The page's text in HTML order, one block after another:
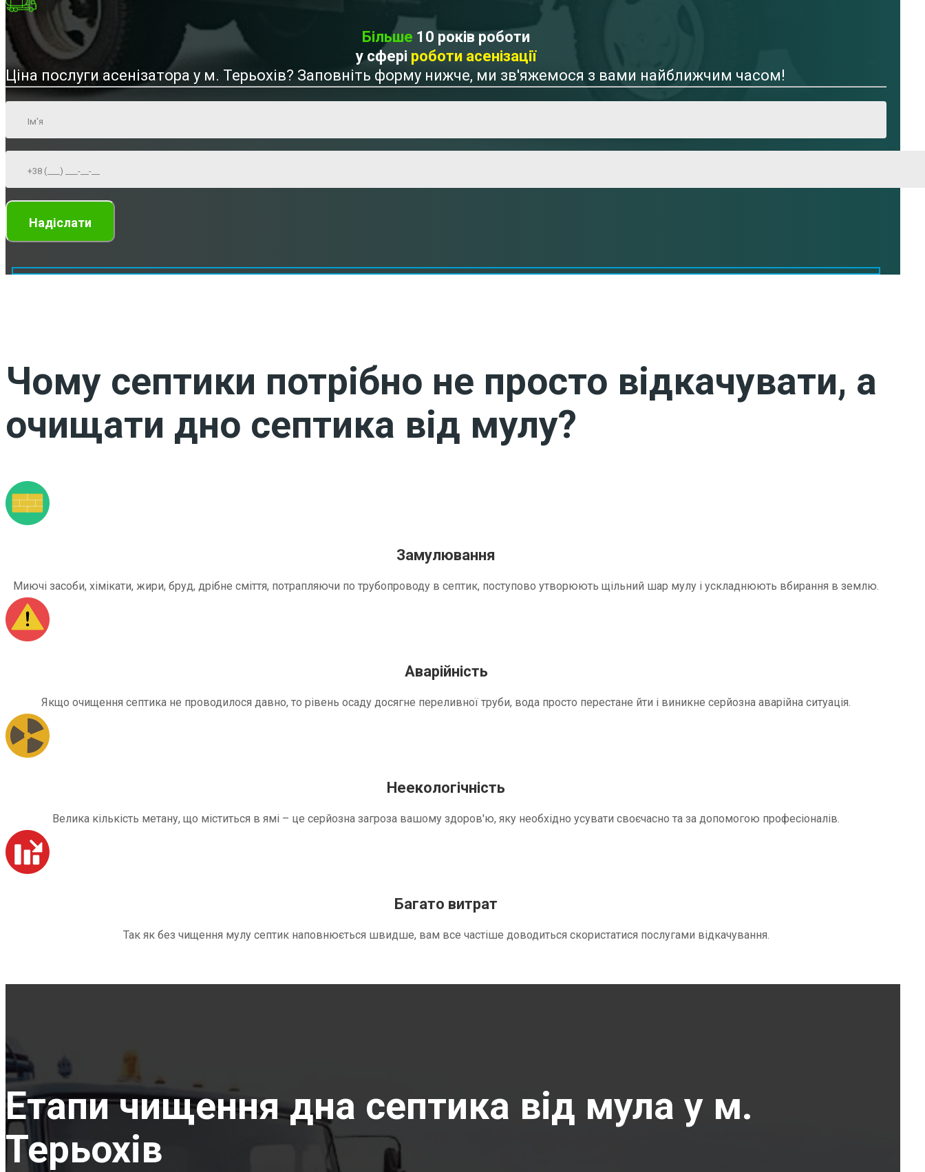
Більше 10 років роботи
у сфері роботи асенізації
Ціна послуги асенізатора у м. Терьохів? Заповніть форму нижче, ми зв'яжемося з вами найближчим часом!
Чому септики потрібно не просто відкачувати, а
очищати дно септика від мулу?
Замулювання
Миючі засоби, хімікати, жири, бруд, дрібне сміття, потрапляючи по трубопроводу в септик, поступово утворюють щільний шар мулу і ускладнюють вбирання в землю.
Аварійність
Якщо очищення септика не проводилося давно, то рівень осаду досягне переливної труби, вода просто перестане йти і виникне серйозна аварійна ситуація.
Неекологічність
Велика кількість метану, що міститься в ямі – це серйозна загроза вашому здоров'ю, яку необхідно усувати своєчасно та за допомогою професіоналів.
Багато витрат
Так як без чищення мулу септик наповнюється швидше, вам все частіше доводиться скористатися послугами відкачування.
Етапи чищення дна септика від мула у м.
Терьохів